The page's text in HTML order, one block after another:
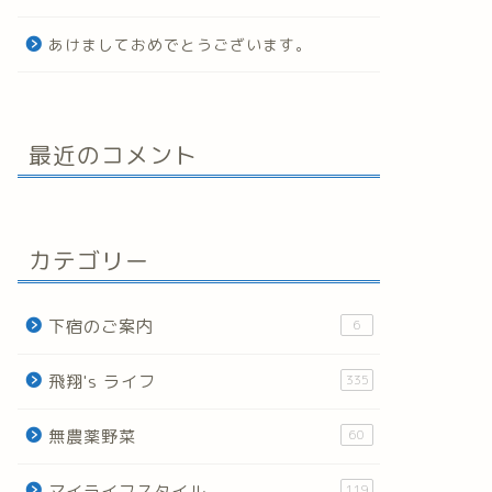
あけましておめでとうございます。
最近のコメント
カテゴリー
下宿のご案内 6
飛翔's ライフ 335
無農薬野菜 60